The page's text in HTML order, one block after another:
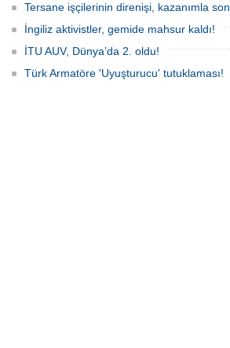
Tersane işçilerinin direnişi, kazanımla
İngiliz aktivistler, gemide mahsur kaldı!
İTU AUV, Dünya’da 2. oldu!
Türk Armatöre 'Uyuşturucu' tutuklaması!